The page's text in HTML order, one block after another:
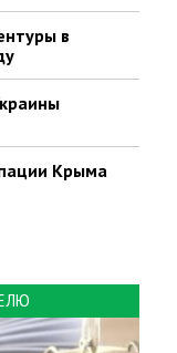
в
Крыма